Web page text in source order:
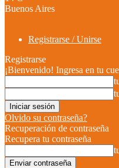
Buenos Aires
Registrarse / Unirse
Registrarse
¡Bienvenido! Ingresa en tu
Olvido su contraseña?
Recuperación de contraseña
Recupera tu contraseña